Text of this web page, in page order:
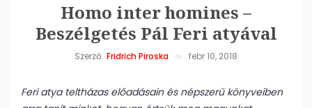
Homo inter homines –
Beszélgetés Pál Feri atyával
Szerző: Fridrich Piroska febr 10, 2018
Feri atya teltházas előadásain és népszerű könyveiben